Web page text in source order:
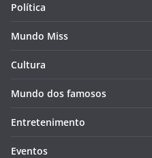
Política
Mundo Miss
Cultura
Mundo dos famosos
Entretenimento
Eventos